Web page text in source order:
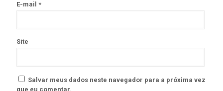
E-mail *
Site
Salvar meus dados neste navegador para a próxima vez
que eu comentar.